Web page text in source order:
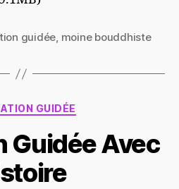
guidée, moine bouddhiste
Catégories
GUIDÉE
Guidée Avec